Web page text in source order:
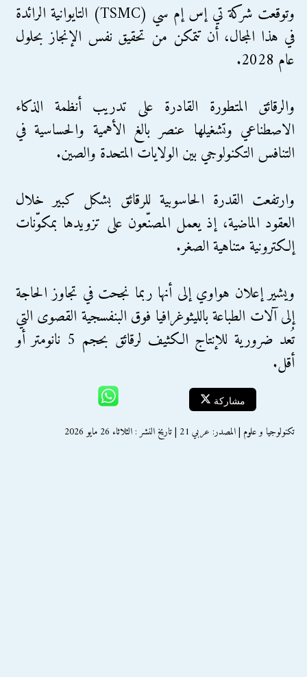
وتوقعت شركة تي إس إم سي (TSMC) التايوانية الرائدة
في هذا المجال، أن تتمكن من تحقيق نفس الإنجاز بحلول
عام 2028.
والرقائق المتطورة القادرة على تدريب أنظمة الذكاء
الاصطناعي وتشغيلها عنصر بالغ الأهمية والحساسية في
التنافس التكنولوجي بين الولايات المتحدة والصين.
وارتفعت القدرة الحاسوبية للرقائق بشكل كبير خلال
العقود الماضية، إذ يعمل المصنّعون على تزويدها بمكوّنات
إلكترونية متناهية الصغر.
ويشير إعلان هواوي إلى أنها ربما نجحت في تجاوز الحاجة
إلى آلات الطباعة بالليثوغرافيا فوق البنفسجية القصوى التي
تُعد ضرورية للإنتاج الكثيف لرقائق بحجم 5 نانومتر أو
أقل.
مشاركة
تكنولوجيا و علوم | المصدر: عربي 21 | تاريخ النشر : الثلاثاء 26 مايو 2026